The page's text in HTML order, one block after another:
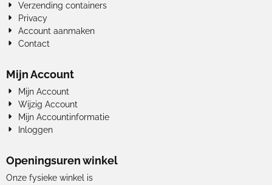
Verzending containers
Privacy
Account aanmaken
Contact
Mijn Account
Mijn Account
Wijzig Account
Mijn Accountinformatie
Inloggen
Openingsuren winkel
Onze fysieke winkel is